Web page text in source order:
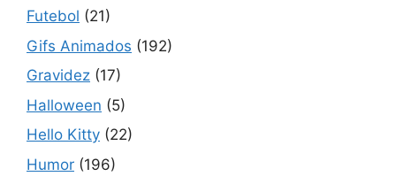
Futebol (21)
Gifs Animados (192)
Gravidez (17)
Halloween (5)
Hello Kitty (22)
Humor (196)